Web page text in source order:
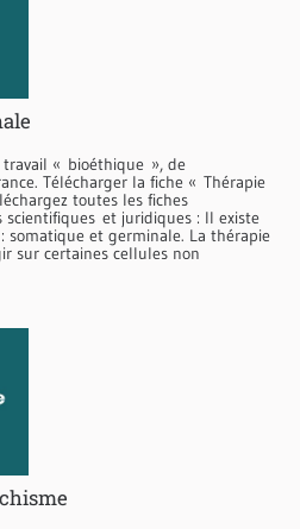
« bioéthique », de
Télécharger la fiche « Thérapie
toutes les fiches
et juridiques : Il existe
et germinale. La thérapie
sur certaines cellules non